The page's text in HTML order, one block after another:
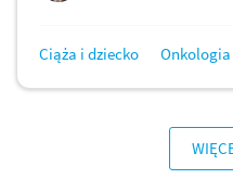
Ciąża i dziecko Onkologia